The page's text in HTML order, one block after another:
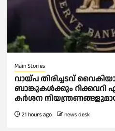
Main Stories
വായ്പ തിരിച്ചടവ്
ബാങ്കുകള്‍ക്കും
കര്‍ശന
21 hours ago news desk